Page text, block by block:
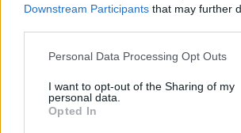
Downstream Participants that may further
Personal Data Processing Opt Outs
I want to opt-out of the Sharing of my
personal data.
Opted In